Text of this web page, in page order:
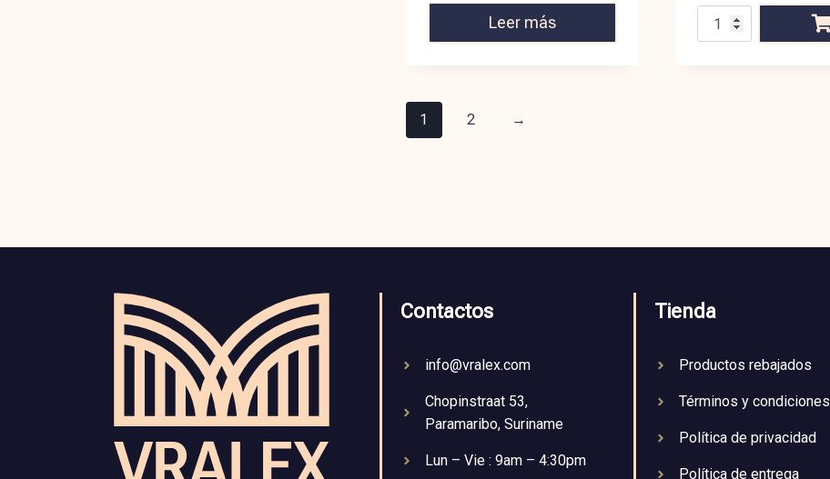
Leer más
1 2 →
Contactos
info@vralex.com
Chopinstraat 53,
Paramaribo, Suriname
Lun – Vie : 9am – 4:30pm
Tienda
Productos rebajados
Términos y condiciones
Política de privacidad
Política de entrega